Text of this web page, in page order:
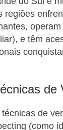
regiões
e têm
de
de
(como